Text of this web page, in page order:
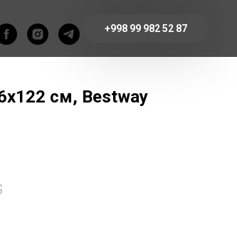
+998 99 982 52 87
см, Bestway